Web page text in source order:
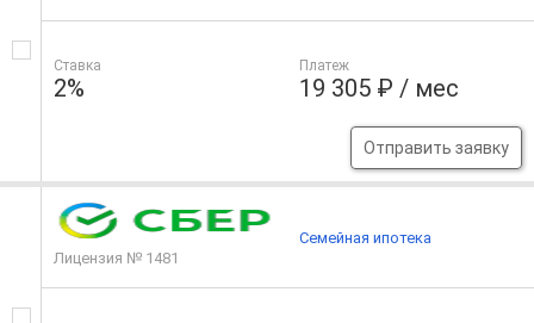
Ставка
2%
Платеж
19 305 ₽ / мес
Отправить заявку
Лицензия № 1481
Семейная ипотека